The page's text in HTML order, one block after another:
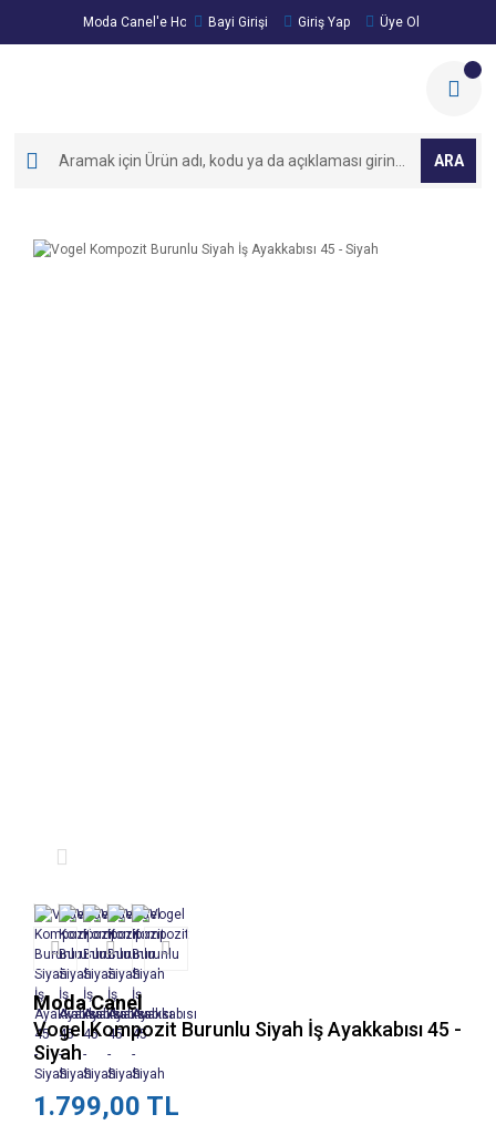
Moda Canel'e Hoşgeldiniz!
Bayi Girişi Giriş Yap Üye Ol
ARA
Moda Canel
Vogel Kompozit Burunlu Siyah İş Ayakkabısı 45 -
Siyah
1.799,00 TL